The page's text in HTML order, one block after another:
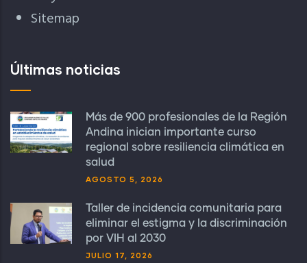
Sitemap
Últimas noticias
Más de 900 profesionales de la Región
Andina inician importante curso
regional sobre resiliencia climática en
salud
AGOSTO 5, 2026
Taller de incidencia comunitaria para
eliminar el estigma y la discriminación
por VIH al 2030
JULIO 17, 2026